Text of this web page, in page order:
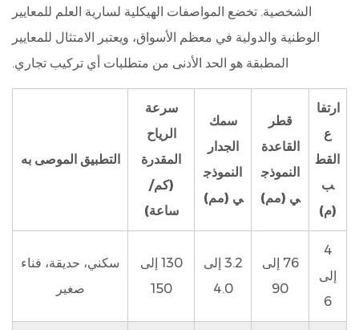
الشخصية. تخضع المواصفات الهيكلية لسارية العلم للمعايير
الوطنية والدولية في معظم الأسواق، ويعتبر الامتثال للمعايير
المطبقة هو الحد الأدنى من متطلبات أي تركيب تجاري.
ارتفا
ع
القط
ب
(م)
قطر
القاعدة
النموذج
ي (مم)
سمك
الجدار
النموذج
ي (مم)
سرعة
الرياح
المقدرة
(كم/
ساعة)
التطبيق الموصى به
4
إلى
6
76 إلى
90
3.2 إلى
4.0
130 إلى
150
سكني، حديقة، فناء
صغير